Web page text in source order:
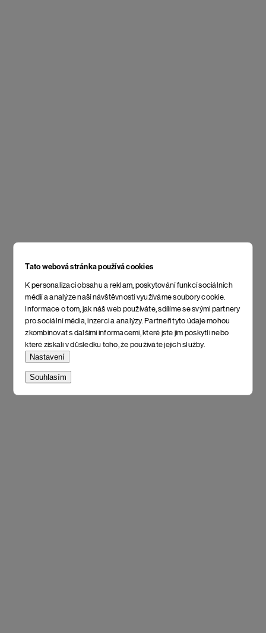
Tato webová stránka používá cookies
K personalizaci obsahu a reklam, poskytování funkcí sociálních
médií a analýze naší návštěvnosti využíváme soubory cookie.
Informace o tom, jak náš web používáte, sdílíme se svými partnery
pro sociální média, inzerci a analýzy. Partneři tyto údaje mohou
zkombinovat s dalšími informacemi, které jste jim poskytli nebo
které získali v důsledku toho, že používáte jejich služby.
Nastavení
Souhlasím